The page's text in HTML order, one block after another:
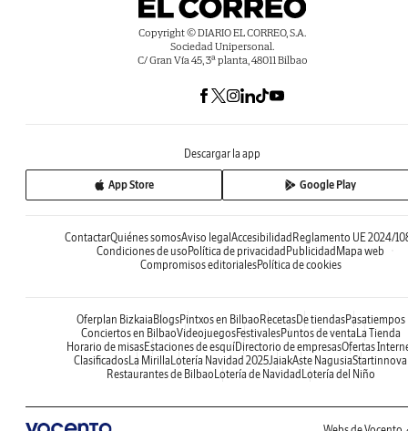
Copyright © DIARIO EL CORREO, S.A.
Sociedad Unipersonal.
C/ Gran Vía 45, 3ª planta, 48011 Bilbao
Descargar la app
App Store Google Play
ContactarQuiénes somosAviso legalAccesibilidadReglamento UE 2024/
Condiciones de usoPolítica de privacidadPublicidadMapa web
Compromisos editorialesPolítica de cookies
Oferplan BizkaiaBlogsPintxos en BilbaoRecetasDe tiendasPasatiempos
Conciertos en BilbaoVideojuegosFestivalesPuntos de ventaLa Tienda
Horario de misasEstaciones de esquíDirectorio de empresasOfertas
ClasificadosLa MirillaLotería Navidad 2025JaiakAste NagusiaStartinnova
Restaurantes de BilbaoLotería de NavidadLotería del Niño